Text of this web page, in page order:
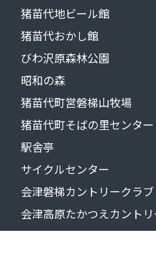
猪苗代地ビール館
猪苗代おかし館
びわ沢原森林公園
昭和の森
猪苗代町営磐梯山牧場
猪苗代町そばの里センタ
駅舎亭
サイクルセンター
会津磐梯カントリークラブ
会津高原たかつえカント
道の駅山口温泉きらら289